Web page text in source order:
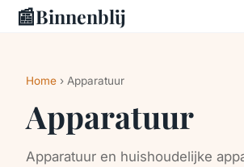
📰Binnenblij
Home › Apparatuur
Apparatuur
Apparatuur en huishoudelijke